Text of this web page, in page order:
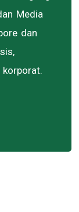
Media
dan
korporat.